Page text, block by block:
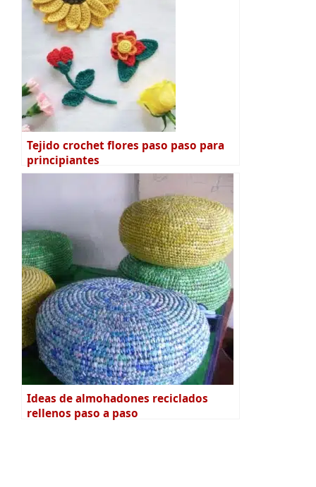
Tejido crochet flores paso paso para
principiantes
Ideas de almohadones reciclados
rellenos paso a paso